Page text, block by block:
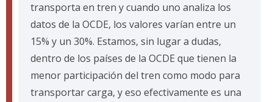
transporta en tren y cuando uno analiza los
datos de la OCDE, los valores varían entre un
15% y un 30%. Estamos, sin lugar a dudas,
dentro de los países de la OCDE que tienen la
menor participación del tren como modo para
transportar carga, y eso efectivamente es una